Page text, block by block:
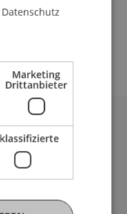
vor und
Marketing
Drittanbieter